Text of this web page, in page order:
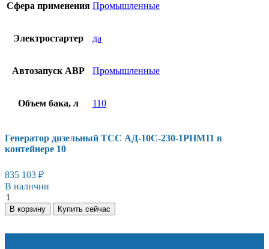
Сфера применения Промышленные
Электростартер да
Автозапуск АВР Промышленные
Объем бака, л 110
Генератор дизельный ТСС АД-10С-230-1РНМ11 в
контейнере 10
835 103 ₽
В наличии
В корзину Купить сейчас